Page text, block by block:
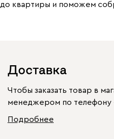
до квартиры и поможем
Доставка
Чтобы заказать товар в
менеджером по телефону
Подробнее